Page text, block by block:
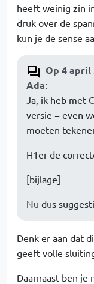
heeft weinig zin
druk over de
kun je de sense
Op 4 april
Ada:
Ja, ik heb met
versie = even
moeten
H1er de
[bijlage]
Nu dus
Denk er aan dat
geeft volle
Daarnaast ben je